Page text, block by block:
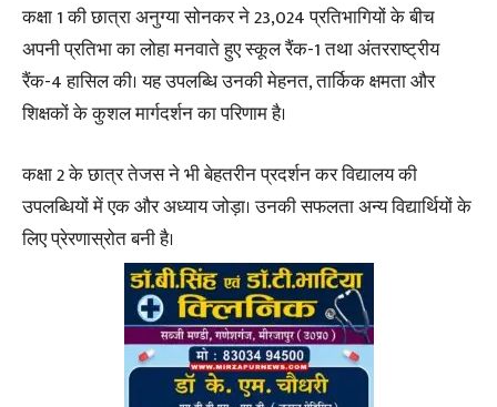
कक्षा 1 की छात्रा अनुग्या सोनकर ने 23,024 प्रतिभागियों के बीच
अपनी प्रतिभा का लोहा मनवाते हुए स्कूल रैंक-1 तथा अंतरराष्ट्रीय
रैंक-4 हासिल की। यह उपलब्धि उनकी मेहनत, तार्किक क्षमता और
शिक्षकों के कुशल मार्गदर्शन का परिणाम है।
कक्षा 2 के छात्र तेजस ने भी बेहतरीन प्रदर्शन कर विद्यालय की
उपलब्धियों में एक और अध्याय जोड़ा। उनकी सफलता अन्य विद्यार्थियों के
लिए प्रेरणास्रोत बनी है।